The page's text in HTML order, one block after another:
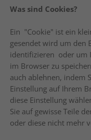
Was sind Cookies?
Ein "Cookie" ist ein
gesendet wird um den
identifizieren oder um
im Browser zu
auch ablehnen, indem
Einstellung auf Ihrem
diese Einstellung
Sie auf gewisse Teile
oder diese nicht mehr